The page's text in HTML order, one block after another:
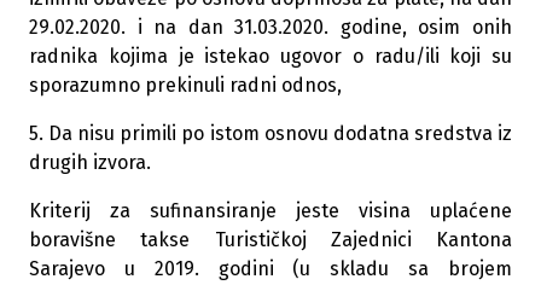
29.02.2020. i na dan 31.03.2020. godine, osim onih
radnika kojima je istekao ugovor o radu/ili koji su
sporazumno prekinuli radni odnos,
5. Da nisu primili po istom osnovu dodatna sredstva iz
drugih izvora.
Kriterij za sufinansiranje jeste visina uplaćene
boravišne takse Turističkoj Zajednici Kantona
Sarajevo u 2019. godini (u skladu sa brojem